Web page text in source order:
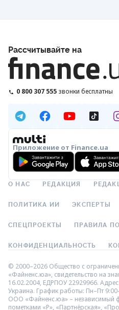
Рассчитывайте на
0 800 307 555 звонки бесплатны
Приложение от Finance.ua
О НАС РЕДАКЦИЯ
ПОЛИТИКА ИИ ЭКСПЕРТЫ
СПЕЦПРОЕКТЫ ПРАВИЛА
КОНФИДЕНЦИАЛЬНОСТЬ
© 2000–2026 Общество с
«Файненс.юа», свидетельство на
16.02.2004, ЕДРПОУ 22929966.
Украина. График работы: Пн–Пт
ООО «Файненс.юа» – независимый
пометками «Р», «Партнёрская»,